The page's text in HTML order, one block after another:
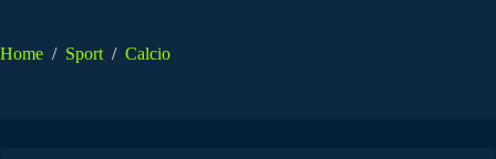
Home / Sport / Calcio